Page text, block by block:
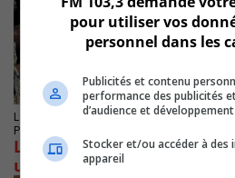
LONGUEUIL
Publié le 4 mars 2022 à 14h30
Longueuil dit tout faire
usées
pour utiliser vos
personnel dans les
Publicités et contenu
performance des publicités
d’audience et
Stocker et/ou accéder à des
appareil